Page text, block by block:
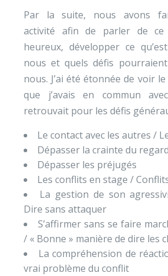
Par la suite, nous avons
activité afin de parler de
heureux, développer ce
nous et quels défis
nous. J’ai été étonnée de voir
que j’avais en commun
retrouvait pour les défis
Le contact avec les autres /
Dépasser la crainte du
Dépasser les préjugés
Les conflits en stage /
La gestion de son
Dire sans attaquer
S’affirmer sans se faire
/ « Bonne » manière de dire les
La compréhension de
vrai problème du conflit